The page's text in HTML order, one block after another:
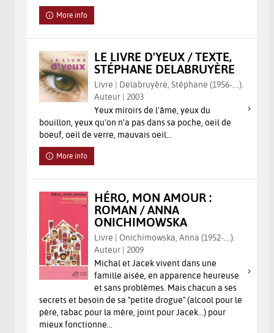
More info
LE LIVRE D'YEUX / TEXTE,
STÉPHANE DELABRUYÈRE
Livre | Delabruyère, Stéphane (1956-....).
Auteur | 2003
Yeux miroirs de l'âme, yeux du
bouillon, yeux qu'on n'a pas dans sa poche, oeil de
boeuf, oeil de verre, mauvais oeil...
More info
HÉRO, MON AMOUR :
ROMAN / ANNA
ONICHIMOWSKA
Livre | Onichimowska, Anna (1952-....).
Auteur | 2009
Michal et Jacek vivent dans une
famille aisée, en apparence heureuse
et sans problèmes. Mais chacun a ses
secrets et besoin de sa "petite drogue" (alcool pour le
père, tabac pour la mère, joint pour Jacek...) pour
mieux fonctionne...